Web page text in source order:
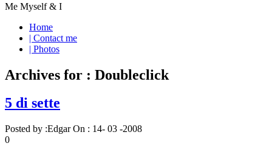
Me Myself & I
Home
| Contact me
| Photos
Archives for : Doubleclick
5 di sette
Posted by :EdgarOn : 14- 03 -2008
0